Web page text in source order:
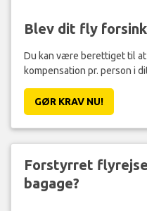
Blev dit fly
Du kan være berettiget til at
kompensation pr. person i
GØR KRAV NU!
Forstyrret
bagage?